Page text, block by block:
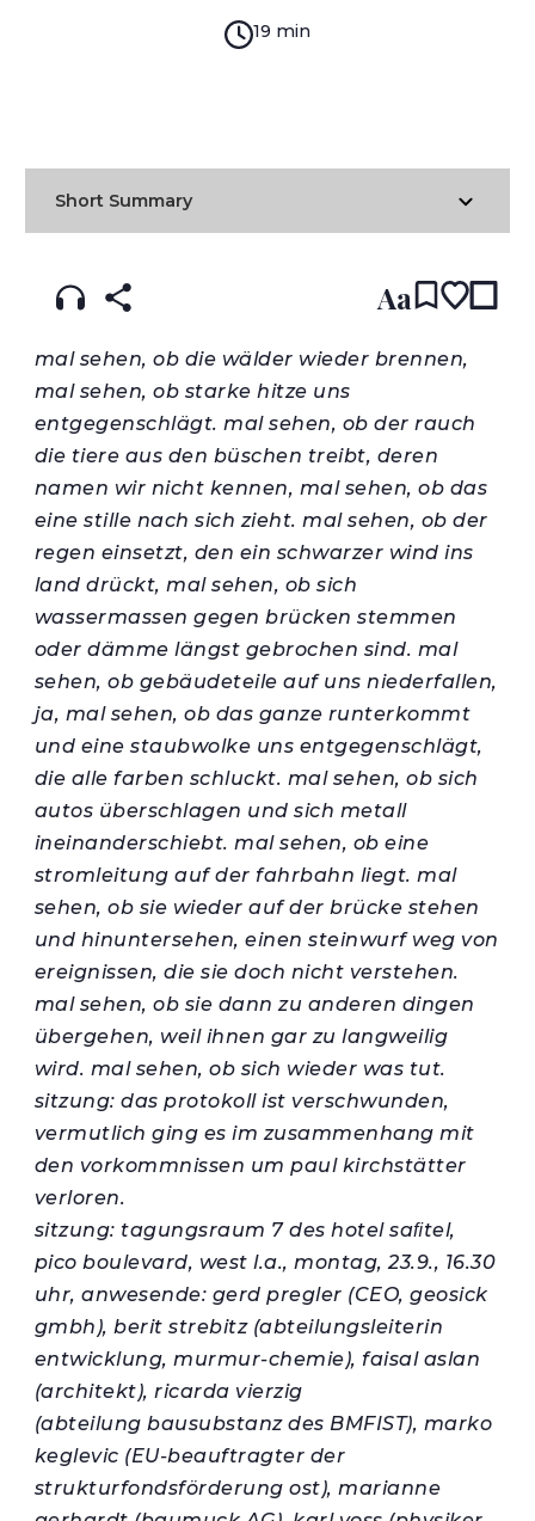
19 min
Short Summary
Aa
mal sehen, ob die wälder wieder brennen,
mal sehen, ob starke hitze uns
entgegenschlägt. mal sehen, ob der rauch
die tiere aus den büschen treibt, deren
namen wir nicht kennen, mal sehen, ob das
eine stille nach sich zieht. mal sehen, ob der
regen einsetzt, den ein schwarzer wind ins
land drückt, mal sehen, ob sich
wassermassen gegen brücken stemmen
oder dämme längst gebrochen sind. mal
sehen, ob gebäudeteile auf uns niederfallen,
ja, mal sehen, ob das ganze runterkommt
und eine staubwolke uns entgegenschlägt,
die alle farben schluckt. mal sehen, ob sich
autos überschlagen und sich metall
ineinanderschiebt. mal sehen, ob eine
stromleitung auf der fahrbahn liegt. mal
sehen, ob sie wieder auf der brücke stehen
und hinuntersehen, einen steinwurf weg von
ereignissen, die sie doch nicht verstehen.
mal sehen, ob sie dann zu anderen dingen
übergehen, weil ihnen gar zu langweilig
wird. mal sehen, ob sich wieder was tut.
sitzung: das protokoll ist verschwunden,
vermutlich ging es im zusammenhang mit
den vorkommnissen um paul kirchstätter
verloren.
sitzung: tagungsraum 7 des hotel saﬁtel,
pico boulevard, west l.a., montag, 23.9., 16.30
uhr, anwesende: gerd pregler (CEO, geosick
gmbh), berit strebitz (abteilungsleiterin
entwicklung, murmur-chemie), faisal aslan
(architekt), ricarda vierzig
(abteilung bausubstanz des BMFIST), marko
keglevic (EU-beauftragter der
strukturfondsförderung ost), marianne